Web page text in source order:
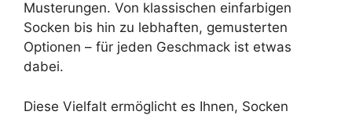
Musterungen. Von klassischen einfarbigen
Socken bis hin zu lebhaften, gemusterten
Optionen – für jeden Geschmack ist etwas
dabei.
Diese Vielfalt ermöglicht es Ihnen, Socken